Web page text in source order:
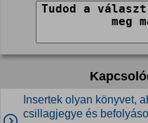
Insertek olyan könyvet,
csillagjegye és